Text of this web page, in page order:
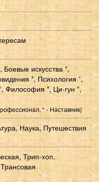
, Боевые искусства *,
*,Психология*,
, Философия*, Ци-гун*,
*- Наставник)
Наука, Путешествия
Трип-хоп,